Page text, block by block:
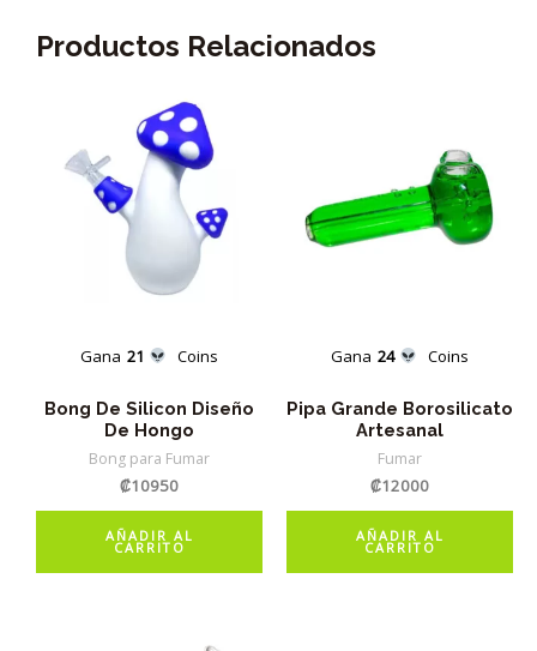
Productos Relacionados
Gana 21 Coins
Bong De Silicon Diseño
De Hongo
Bong para Fumar
₡10950
AÑADIR AL
CARRITO
Gana 24 Coins
Pipa Grande Borosilicato
Artesanal
Fumar
₡12000
AÑADIR AL
CARRITO